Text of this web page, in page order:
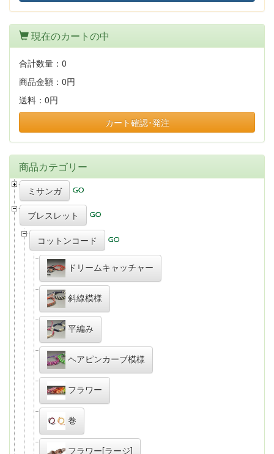
現在のカートの中
合計数量： 0
商品金額： 0円
送料： 0円
カート確認･発注
商品カテゴリー
ミサンガ
ブレスレット
コットンコード
ドリームキャッチャー
斜線模様
平編み
ヘアピンカーブ模様
フラワー
巻
フラワー[ラージ]